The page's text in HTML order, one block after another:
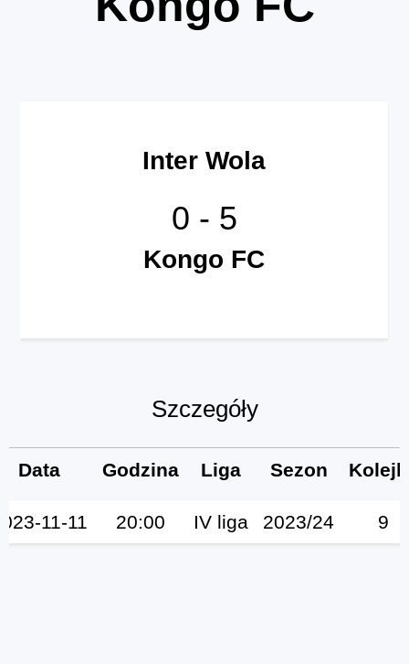
Inter Wola
Kongo FC
0 - 5
Szczegóły
Data Godzina Liga Sezon
11-11 20:00 IV liga 2023/24 9